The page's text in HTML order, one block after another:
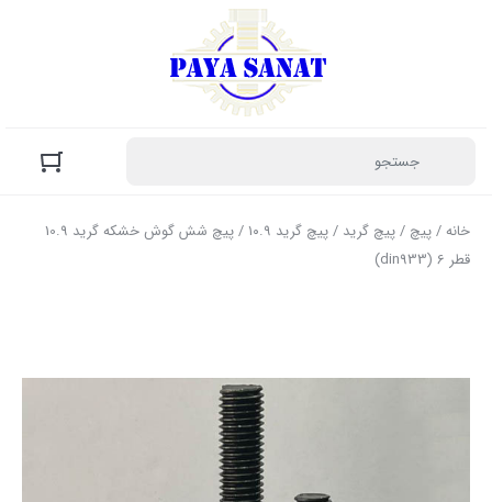
خانه/پیچ /پیچ گرید /پیچ گرید ۱۰.۹
/ پیچ شش گوش خشکه گرید 10.9
قطر 6 (din933)